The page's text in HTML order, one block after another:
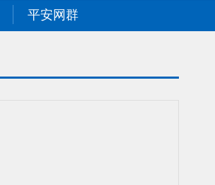
平安网群